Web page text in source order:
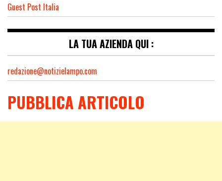
Guest Post Italia
LA TUA AZIENDA QUI :
redazione@notizielampo.com
PUBBLICA ARTICOLO